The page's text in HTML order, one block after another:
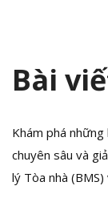
Bài
Khám phá
chuyên sâu và
lý Tòa nhà